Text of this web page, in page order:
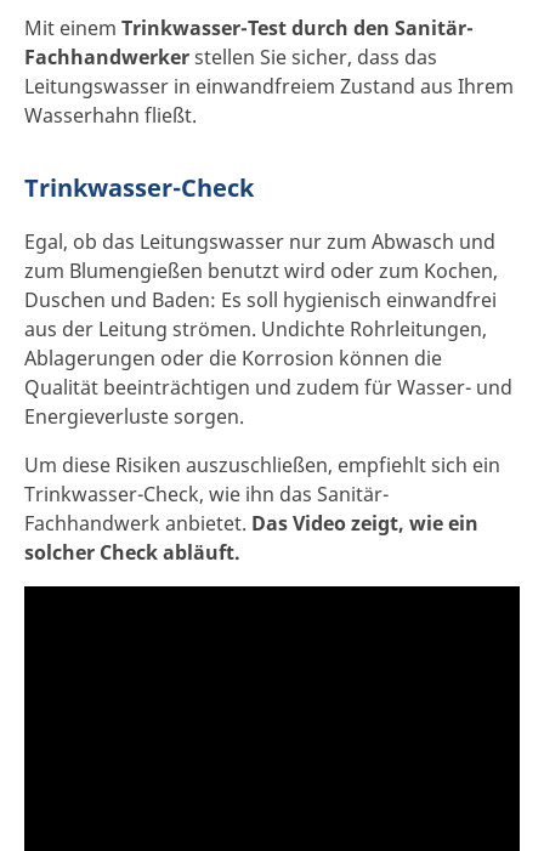
Mit einem Trinkwasser-Test durch den Sanitär-
Fachhandwerkerstellen Sie sicher, dass das
Leitungswasser in einwandfreiem Zustand aus Ihrem
Wasserhahn fließt.
Trinkwasser-Check
Egal, ob das Leitungswasser nur zum Abwasch und
zum Blumengießen benutzt wird oder zum Kochen,
Duschen und Baden: Es soll hygienisch einwandfrei
aus der Leitung strömen. Undichte Rohrleitungen,
Ablagerungen oder die Korrosion können die
Qualität beeinträchtigen und zudem für Wasser- und
Energieverluste sorgen.
Um diese Risiken auszuschließen, empfiehlt sich ein
Trinkwasser-Check, wie ihn das Sanitär-
Fachhandwerk anbietet. Das Video zeigt, wie ein
solcher Check abläuft.